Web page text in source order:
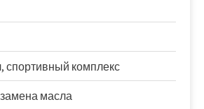
спортивный комплекс
масла